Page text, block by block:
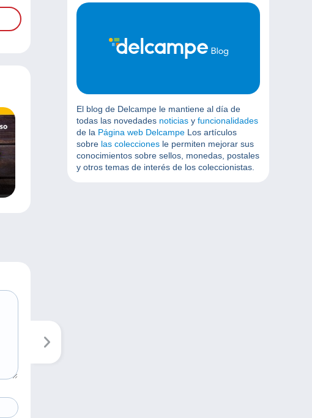
El blog de Delcampe le mantiene al día de
todas las novedades noticias y funcionalidades
de la Página web Delcampe Los artículos
sobre las colecciones le permiten mejorar sus
conocimientos sobre sellos, monedas, postales
y otros temas de interés de los coleccionistas.